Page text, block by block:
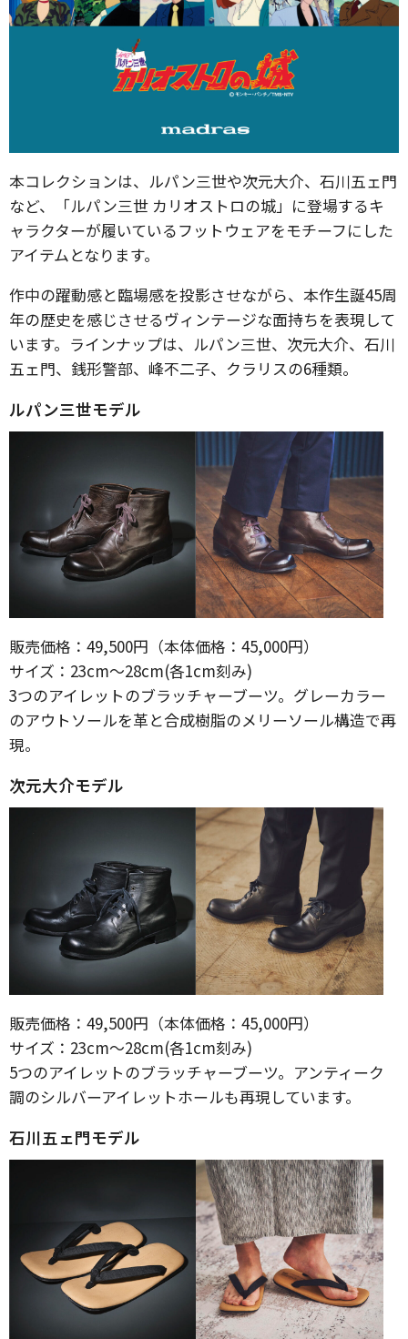
本コレクションは、ルパン三世や次元大介、石川五ェ門
など、「ルパン三世 カリオストロの城」に登場するキ
ャラクターが履いているフットウェアをモチーフにした
アイテムとなります。
作中の躍動感と臨場感を投影させながら、本作生誕45周
年の歴史を感じさせるヴィンテージな面持ちを表現して
います。ラインナップは、ルパン三世、次元大介、石川
五ェ門、銭形警部、峰不二子、クラリスの6種類。
ルパン三世モデル
販売価格：49,500円（本体価格：45,000円）
サイズ：23cm～28cm(各1cm刻み)
3つのアイレットのブラッチャーブーツ。グレーカラー
のアウトソールを革と合成樹脂のメリーソール構造で再
現。
次元大介モデル
販売価格：49,500円（本体価格：45,000円）
サイズ：23cm～28cm(各1cm刻み)
5つのアイレットのブラッチャーブーツ。アンティーク
調のシルバーアイレットホールも再現しています。
石川五ェ門モデル